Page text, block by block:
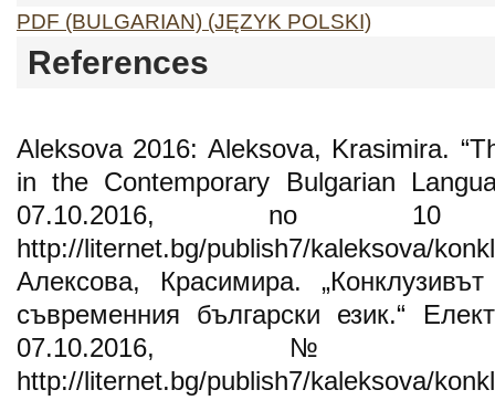
PDF (BULGARIAN) (JĘZYK POLSKI)
References
Aleksova 2016: Aleksova, Krasimira.
in the Contemporary Bulgarian
07.10.2016, no 10
http://liternet.bg/publish7/kaleksova/
Алексова, Красимира.
съвременния български език.“
07.10.2016,
http://liternet.bg/publish7/kaleksova/